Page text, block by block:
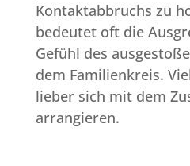
Kontaktabbruchs zu
bedeutet oft die
Gefühl des
dem Familienkreis.
lieber sich mit dem
arrangieren.